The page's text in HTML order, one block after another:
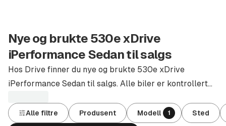
Nye og brukte 530e xDrive
iPerformance Sedan til salgs
Hos Drive finner du nye og brukte 530e xDrive
iPerformance Sedan til salgs. Alle biler er kontrollert
Alle filtre Produsent Modell 1 Sted